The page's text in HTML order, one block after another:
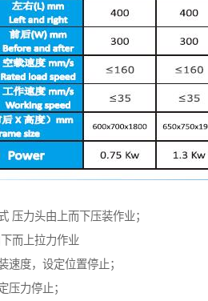
压力头由上而下压装作业；
而上拉力作业
速度，设定位置停止；
压力停止；